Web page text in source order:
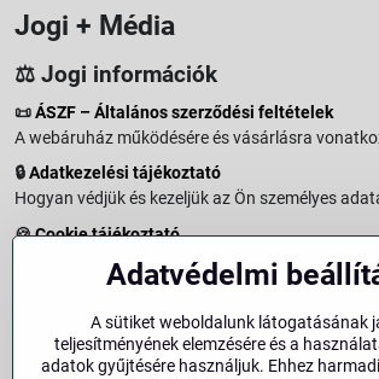
Jogi + Média
⚖️ Jogi információk
📜ÁSZF – Általános szerződési feltételek
A webáruház működésére és vásárlásra
🔒Adatkezelési tájékoztató
Hogyan védjük és kezeljük az Ön személyes
🍪Cookie tájékoztató
A weboldalon használt sütikről és
Vásárlástól való elállás menete és feltételei.
Elállás a szerződéstől
Adatvédelmi
A sütiket weboldalunk látogatásának
teljesítményének elemzésére és a
adatok gyűjtésére használjuk. Ehhez